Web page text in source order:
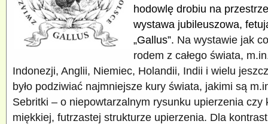
hodowlę drobiu na
wystawa jubileuszowa,
„Gallus”. Na wystawie jak
rodem z całego świata,
Indonezji, Anglii, Niemiec, Holandii, Indii i wielu
było podziwiać najmniejsze kury świata, jakimi są
Sebritki – o niepowtarzalnym rysunku upierzenia czy
miękkiej, futrzastej strukturze upierzenia. Dla